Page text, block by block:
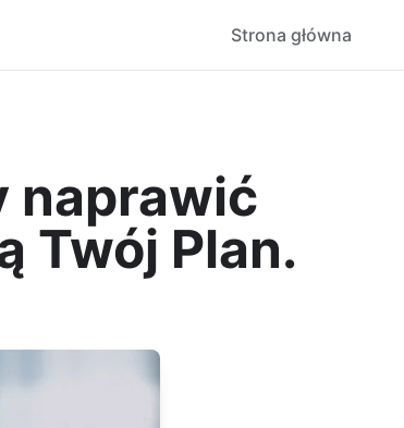
Strona główna
naprawić
Twój Plan.